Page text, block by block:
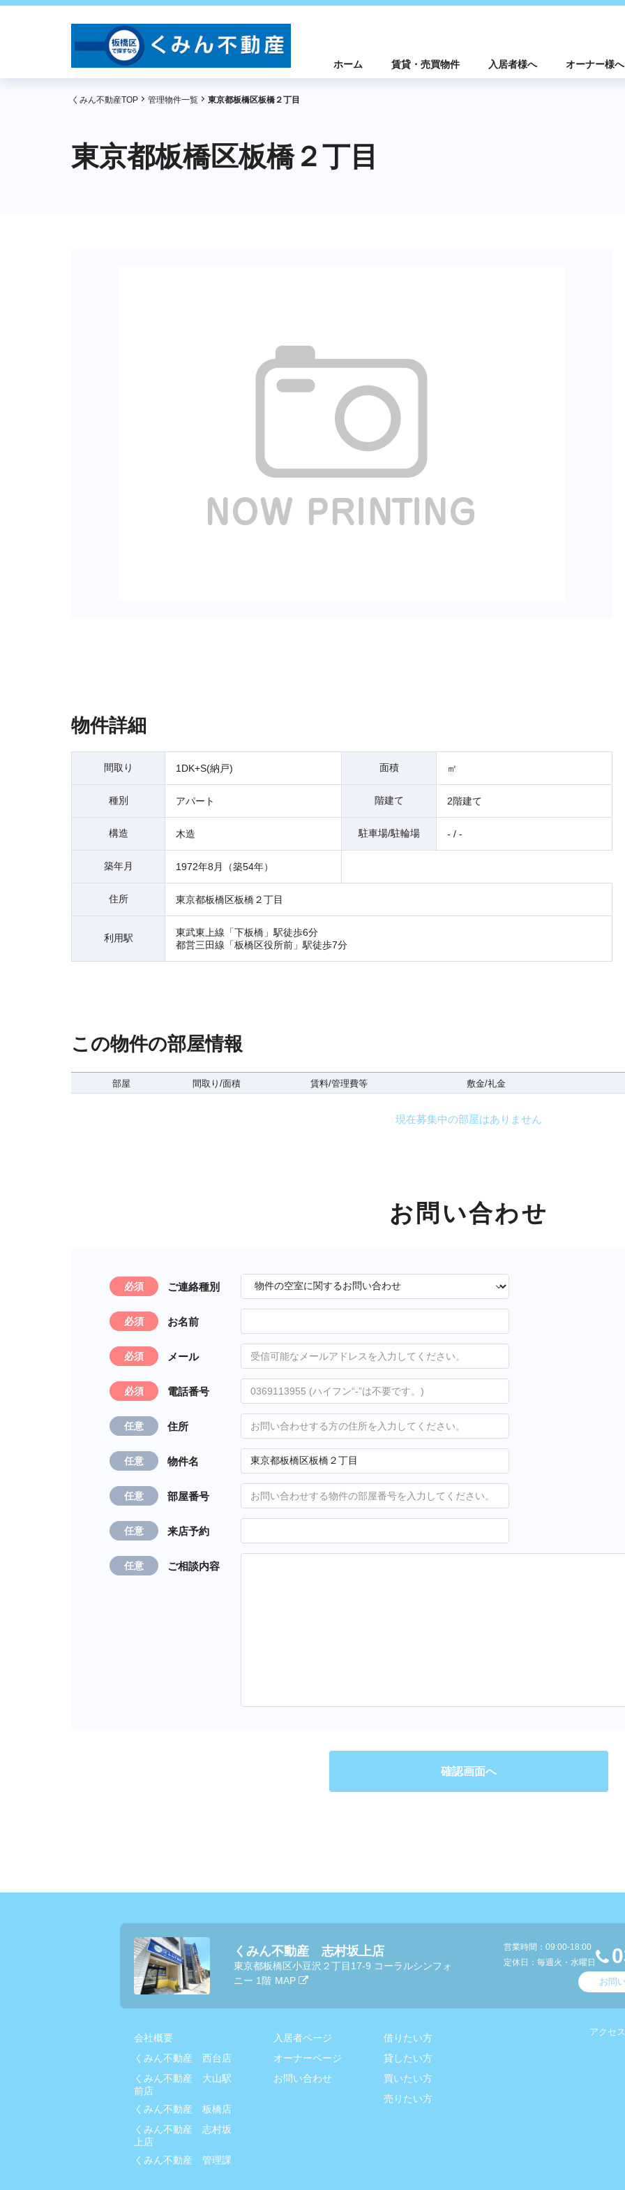
ホーム 賃貸・売買物件 入居者様へ オーナー様へ
くみん不動産TOP 管理物件一覧 東京都板橋区板橋２丁目
東京都板橋区板橋２丁目
物件詳細
間取り 1DK+S(納戸) 面積 ㎡
種別 アパート 階建て 2階建て
構造 木造 駐車場/駐輪場 - / -
築年月 1972年8月（築54年）
住所 東京都板橋区板橋２丁目
利用駅
東武東上線「下板橋」駅徒歩6分
都営三田線「板橋区役所前」駅徒歩7分
この物件の部屋情報
部屋 間取り/面積 賃料/管理費等 敷金/礼金
現在募集中の部屋はありません
お問い合わせ
必須 ご連絡種別
必須 お名前
必須 メール
必須 電話番号
任意 住所
任意 物件名
任意 部屋番号
任意 来店予約
任意 ご相談内容
くみん不動産 志村坂上店
東京都板橋区小豆沢２丁目17-9 コーラルシンフォ
ニー 1階 MAP
営業時間：09:00-18:00
定休日：毎週火・水曜日
お問
会社概要
くみん不動産 西台店
くみん不動産 大山駅
前店
くみん不動産 板橋店
くみん不動産 志村坂
上店
くみん不動産 管理課
入居者ページ
オーナーページ
お問い合わせ
借りたい方
貸したい方
買いたい方
売りたい方
アクセ